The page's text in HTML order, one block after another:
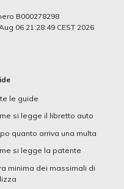
le guide
si legge il libretto auto
quanto arriva una multa
si legge la patente
minima dei massimali di
B000278298
06 21:28:49 CEST 2026